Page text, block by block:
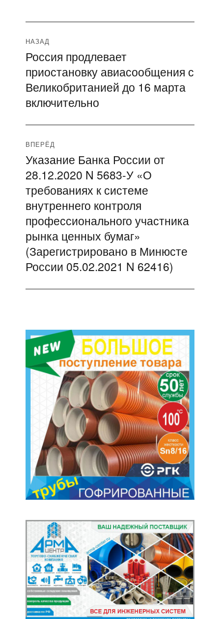
Навигация
по
записям
НАЗАД
Предыдущая
запись:
Россия продлевает
приостановку авиасообщения с
Великобританией до 16 марта
включительно
ВПЕРЁД
Следующая
запись:
Указание Банка России от
28.12.2020 N 5683-У «О
требованиях к системе
внутреннего контроля
профессионального участника
рынка ценных бумаг»
(Зарегистрировано в Минюсте
России 05.02.2021 N 62416)